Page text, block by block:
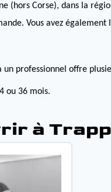
(hors Corse), dans la
Vous avez
professionnel offre
ou 36 mois.
à